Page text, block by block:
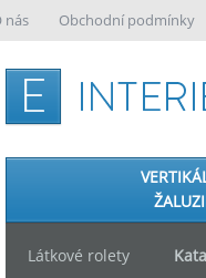
nás Obchodní podmínky
e-interier.cz
Látkové rolety